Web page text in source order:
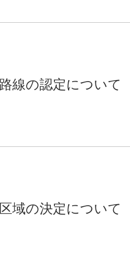
線の認定について
域の決定について